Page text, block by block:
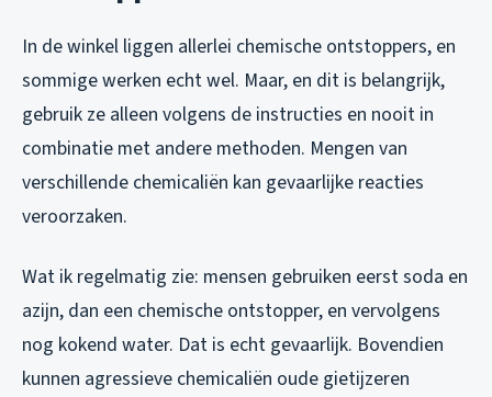
In de winkel liggen allerlei chemische ontstoppers, en
sommige werken echt wel. Maar, en dit is belangrijk,
gebruik ze alleen volgens de instructies en nooit in
combinatie met andere methoden. Mengen van
verschillende chemicaliën kan gevaarlijke reacties
veroorzaken.
Wat ik regelmatig zie: mensen gebruiken eerst soda en
azijn, dan een chemische ontstopper, en vervolgens
nog kokend water. Dat is echt gevaarlijk. Bovendien
kunnen agressieve chemicaliën oude gietijzeren